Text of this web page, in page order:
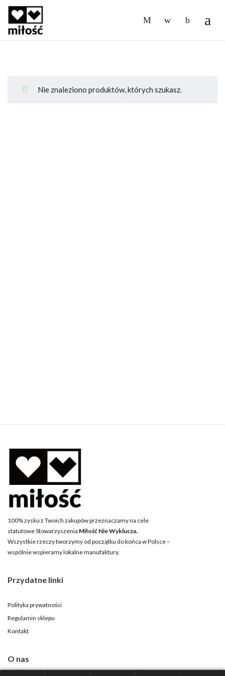
Nie znaleziono produktów, których szukasz.
100% zysku z Twoich zakupów przeznaczamy na cele
statutowe Stowarzyszenia Miłość Nie Wyklucza.
Wszystkie rzeczy tworzymy od początku do końca w Polsce –
wspólnie wspieramy lokalne manufaktury.
Przydatne linki
Polityka prywatności
Regulamin sklepu
Kontakt
O nas